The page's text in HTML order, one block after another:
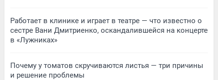
Работает в клинике и играет в театре — что известно о
сестре Вани Дмитриенко, оскандалившейся на концерте
в «Лужниках»
Почему у томатов скручиваются листья — три причины
и решение проблемы